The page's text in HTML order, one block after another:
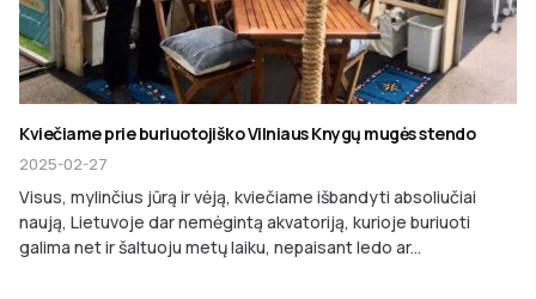
Kviečiame prie buriuotojiško Vilniaus Knygų mugės stendo
2025-02-27
Visus, mylinčius jūrą ir vėją, kviečiame išbandyti absoliučiai
naują, Lietuvoje dar nemėgintą akvatoriją, kurioje buriuoti
galima net ir šaltuoju metų laiku, nepaisant ledo ar...